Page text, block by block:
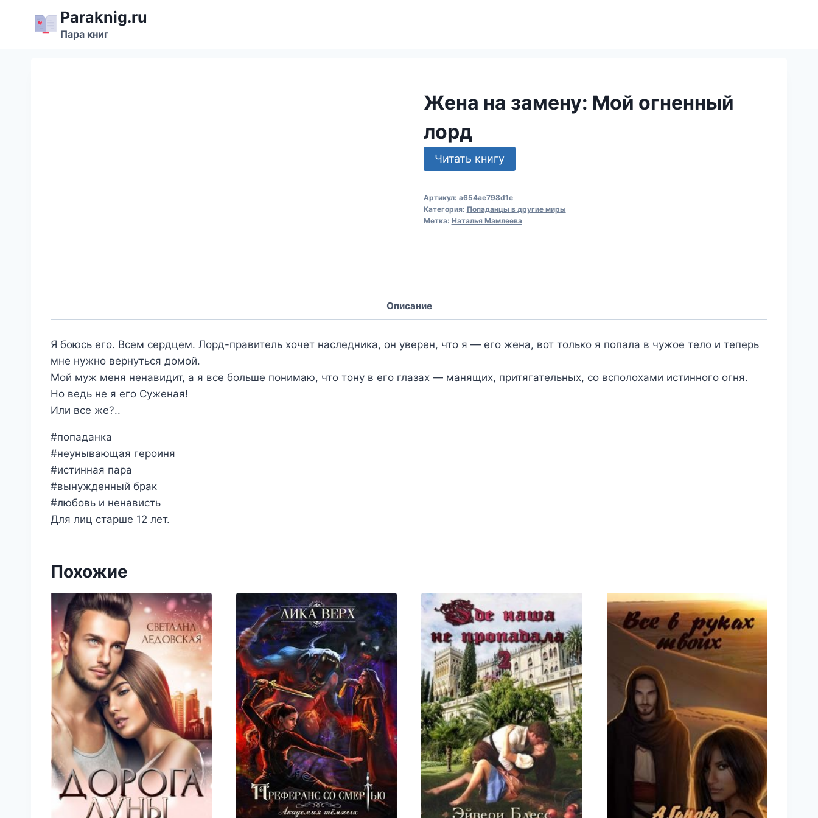
содержимому
Paraknig.ru
Пара книг
Жена на замену: Мой огненный
лорд
Читать книгу
Артикул: a654ae798d1e
Категория: Попаданцы в другие миры
Метка: Наталья Мамлеева
Описание
Я боюсь его. Всем сердцем. Лорд-правитель хочет наследника, он уверен, что я — его жена, вот только я попала в чужое тело и теперь
мне нужно вернуться домой.
Мой муж меня ненавидит, а я все больше понимаю, что тону в его глазах — манящих, притягательных, со всполохами истинного огня.
Но ведь не я его Суженая!
Или все же?..
#попаданка
#неунывающая героиня
#истинная пара
#вынужденный брак
#любовь и ненависть
Для лиц старше 12 лет.
Похожие